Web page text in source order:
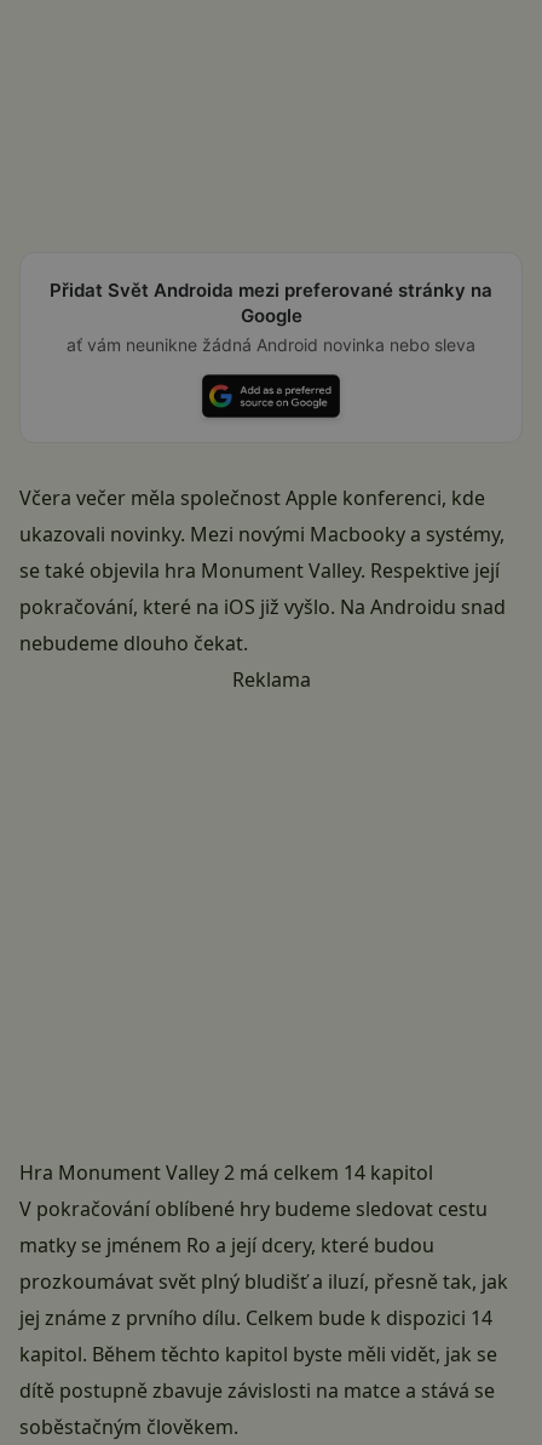
Přidat Svět Androida mezi preferované stránky na
Google
ať vám neunikne žádná Android novinka nebo sleva
Včera večer měla společnost Apple konferenci, kde
ukazovali novinky. Mezi novými Macbooky a systémy,
se také objevila hra Monument Valley. Respektive její
pokračování, které na iOS již vyšlo. Na Androidu snad
nebudeme dlouho čekat.
Reklama
Hra Monument Valley 2 má celkem 14 kapitol
V pokračování oblíbené hry budeme sledovat cestu
matky se jménem Ro a její dcery, které budou
prozkoumávat svět plný bludišť a iluzí, přesně tak, jak
jej známe z prvního dílu. Celkem bude k dispozici 14
kapitol. Během těchto kapitol byste měli vidět, jak se
dítě postupně zbavuje závislosti na matce a stává se
soběstačným člověkem.